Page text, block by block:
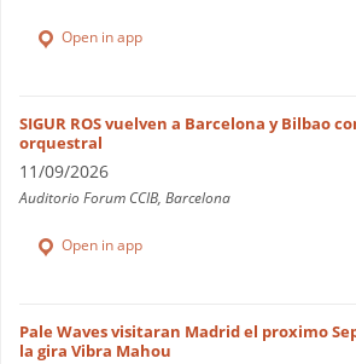
Open in app
SIGUR ROS vuelven a Barcelona y Bilbao
orquestral
11/09/2026
Auditorio Forum CCIB, Barcelona
Open in app
Pale Waves visitaran Madrid el proximo
la gira Vibra Mahou